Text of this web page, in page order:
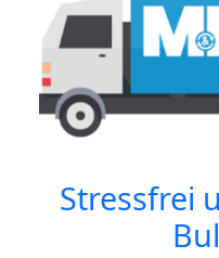
Stressfrei